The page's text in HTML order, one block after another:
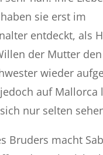
sie erst im
entdeckt, als
der Mutter
wieder
auf Mallorca
nur selten
Bruders macht